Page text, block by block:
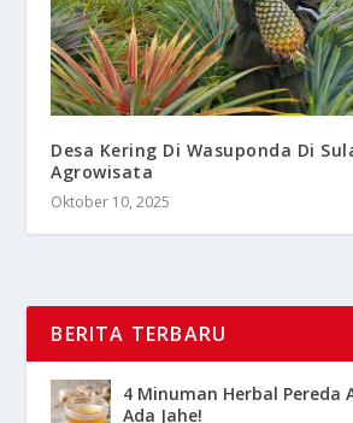
Desa Kering Di Wasuponda Di
Agrowisata
Oktober 10, 2025
BERITA TERBARU
4 Minuman Herbal Pereda
Ada Jahe!